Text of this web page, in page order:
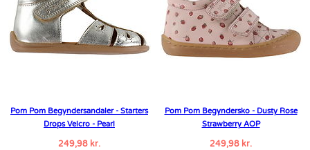
Pom Pom Begyndersandaler - Starters
Drops Velcro - Pearl
249,98 kr.
Pom Pom Begyndersko - Dusty Rose
Strawberry AOP
249,98 kr.